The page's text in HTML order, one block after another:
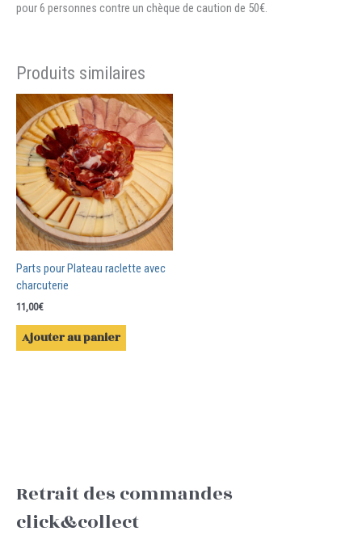
pour 6 personnes contre un chèque de caution de 50€.
Produits similaires
Parts pour Plateau raclette avec
charcuterie
11,00€
Ajouter au panier
Retrait des commandes
click&collect